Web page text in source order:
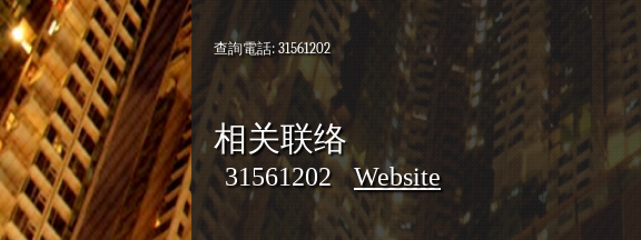
查詢電話: 31561202
相关联络
31561202 Website